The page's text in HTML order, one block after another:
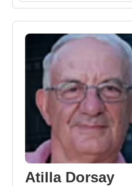
Atilla Dorsay